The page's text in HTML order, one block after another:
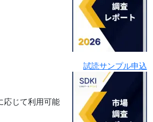
試読サンプル申込
応じて利用可能